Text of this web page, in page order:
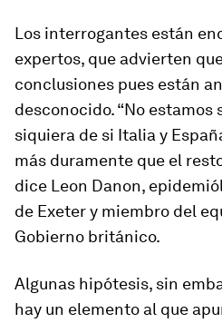
Los interrogantes están
expertos, que advierten
conclusiones pues están
desconocido. “No estamos
siquiera de si Italia y
más duramente que el
dice Leon Danon,
de Exeter y miembro del
Gobierno británico.
Algunas hipótesis, sin
hay un elemento al que